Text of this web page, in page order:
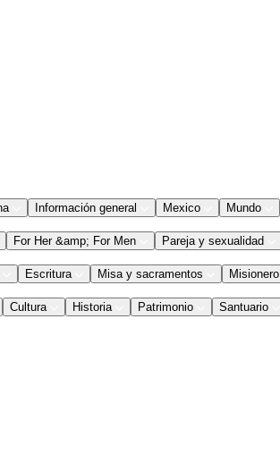
Información general Mexico Mundo
For Her &amp; For Men Pareja y sexualidad
Escritura Misa y sacramentos Misionero
Cultura Historia Patrimonio Santuario